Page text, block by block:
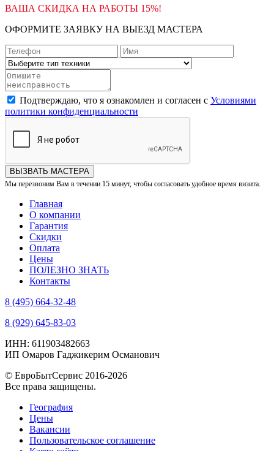
ВАША СКИДКА НА РАБОТЫ 15%!
ОФОРМИТЕ ЗАЯВКУ НА ВЫЕЗД МАСТЕРА
Подтверждаю, что я ознакомлен и согласен с Условиями
политики конфиденциальности
ВЫЗВАТЬ МАСТЕРА
Мы перезвоним Вам в течении 15 минут, чтобы согласовать удобное время визита.
Главная
О компании
Гарантия
Скидки
Оплата
Цены
ПОЛЕЗНО ЗНАТЬ
Контакты
8 (495) 664-32-48
8 (929) 645-83-03
ИНН: 611903482663
ИП Омаров Гаджикерим Османович
© ЕвроБытСервис 2016-2026
Все права защищены.
География
Цены
Вакансии
Пользовательское соглашение